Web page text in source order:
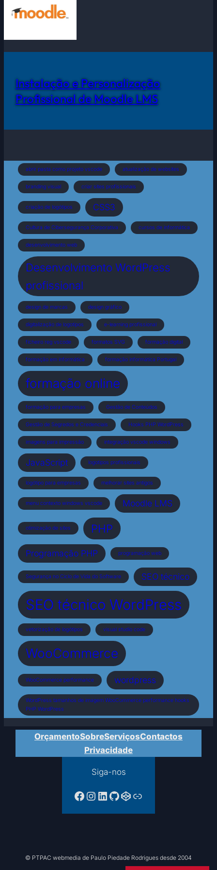
Instalação e Personalização
Profissional de Moodle LMS
abrir pasta como projeto vscode atualização de websites
branding visual criar sites profissionais
criação de logótipos CSS3
Cultura de Cibersegurança Corporativa cursos de informática
desenvolvimento web
Desenvolvimento WordPress
profissional
design de marcas design gráfico
digitalização de logotipos e-learning profissional
ficheiro reg vscode formatos SVG formação digital
formação em informática formação informática Portugal
formação online
formação para empresas Gestão de Conteúdos
Gestão de Segredos e Credenciais Hooks PHP WordPress
imagens para impressão integração vscode windows
JavaScript logotipos profissionais
logótipo para empresas melhorar sites antigos
menu contexto windows vscode Moodle LMS
otimização de sites PHP
Programação PHP programação web
Segurança no Ciclo de Vida do Software SEO técnico
SEO técnico WordPress
vetorização de logótipos visual studio code
WooCommerce
WooCommerce performance wordpress
WordPress tamanhos de imagem WooCommerce performance hooks
PHP WordPress
OrçamentoSobreServiçosContactos
Privacidade
Siga-nos
Facebook da PTPAC
Instagram
LinkedIn
GitHub
CodePen
Ligação
© PTPAC webmedia de Paulo Piedade Rodrigues desde 2004